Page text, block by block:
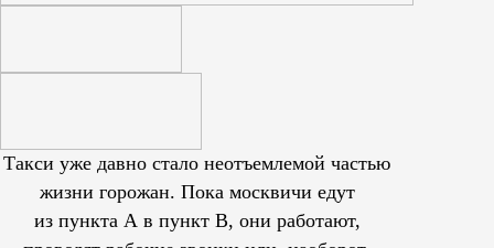
Такси уже давно стало неотъемлемой частью
жизни горожан. Пока москвичи едут
из пункта А в пункт В, они работают,